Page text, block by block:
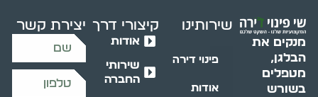
מנקים את
הבלגן,
מטפלים
בשורש
שירותינו
פינוי דירה
אודות
קיצורי דרך
אודות
שירותי
החברה
יצירת קשר